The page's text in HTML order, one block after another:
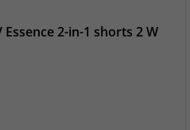
2-in-1 shorts 2 W